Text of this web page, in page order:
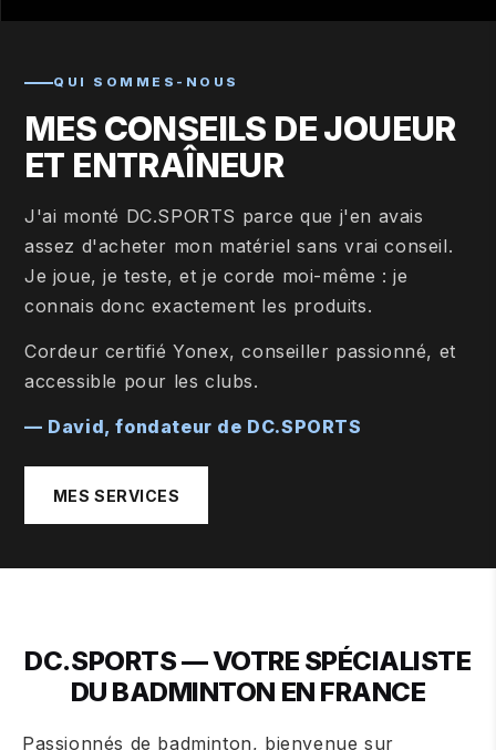
QUI SOMMES-NOUS
MES CONSEILS DE JOUEUR
ET ENTRAÎNEUR
J'ai monté DC.SPORTS parce que j'en avais
assez d'acheter mon matériel sans vrai conseil.
Je joue, je teste, et je corde moi-même : je
connais donc exactement les produits.
Cordeur certifié Yonex, conseiller passionné, et
accessible pour les clubs.
— David, fondateur de DC.SPORTS
MES SERVICES
DC.SPORTS — VOTRE SPÉCIALISTE
DU BADMINTON EN FRANCE
Passionnés de badminton, bienvenue sur